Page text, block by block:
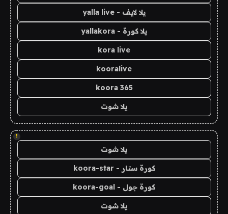
يلا لايف - yalla live
يلا كورة - yallakora
kora live
kooralive
koora 365
يلا شوت
!
يلا شوت
كورة ستار - koora-star
كورة جول - koora-goal
يلا شوت